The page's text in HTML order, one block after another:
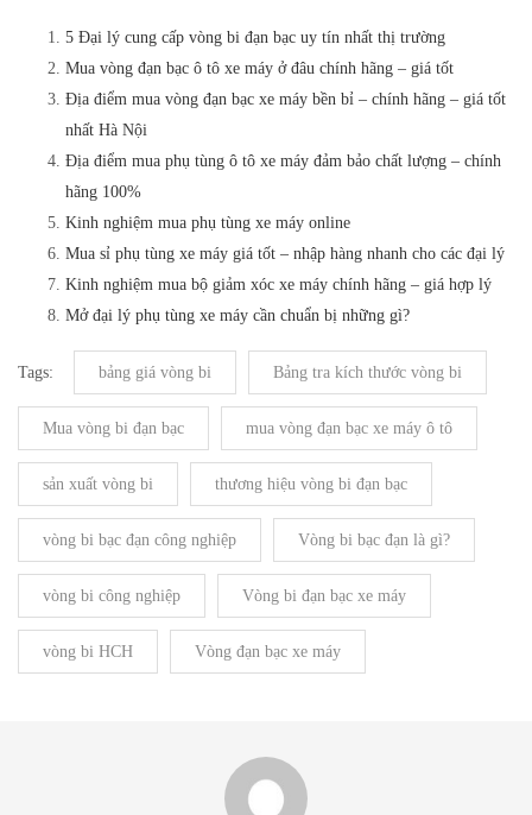
5 Đại lý cung cấp vòng bi đạn bạc uy tín nhất thị trường
Mua vòng đạn bạc ô tô xe máy ở đâu chính hãng – giá tốt
Địa điểm mua vòng đạn bạc xe máy bền bỉ – chính hãng – giá tốt
nhất Hà Nội
Địa điểm mua phụ tùng ô tô xe máy đảm bảo chất lượng – chính
hãng 100%
Kinh nghiệm mua phụ tùng xe máy online
Mua sỉ phụ tùng xe máy giá tốt – nhập hàng nhanh cho các đại lý
Kinh nghiệm mua bộ giảm xóc xe máy chính hãng – giá hợp lý
Mở đại lý phụ tùng xe máy cần chuẩn bị những gì?
Tags: bảng giá vòng bi Bảng tra kích thước vòng bi
Mua vòng bi đạn bạc mua vòng đạn bạc xe máy ô tô
sản xuất vòng bi thương hiệu vòng bi đạn bạc
vòng bi bạc đạn công nghiệp Vòng bi bạc đạn là gì?
vòng bi công nghiệp Vòng bi đạn bạc xe máy
vòng bi HCH Vòng đạn bạc xe máy